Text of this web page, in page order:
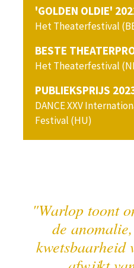
'GOLDEN OLDIE'
Het Theaterfestival
BESTE
Het Theaterfestival
PUBLIEKSPRIJS
DANCE XXV
Festival (HU)
"Warlop toont
de
kwetsbaarheid